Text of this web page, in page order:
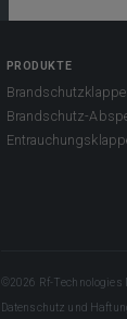
PRODUKTE
Brandschutz-
©2026 Rf-Technologies
Datenschutz und